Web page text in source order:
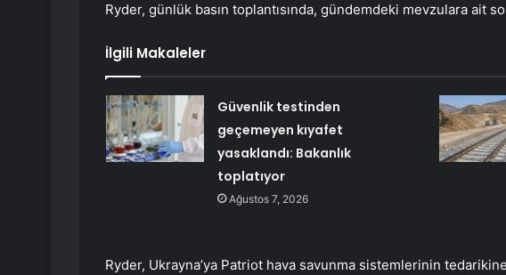
Ryder, günlük basın toplantısında, gündemdeki mevzulara ait
İlgili Makaleler
Güvenlik testinden
geçemeyen kıyafet
yasaklandı: Bakanlık
toplatıyor
Ağustos 7, 2026
Ryder, Ukrayna’ya Patriot hava savunma sistemlerinin